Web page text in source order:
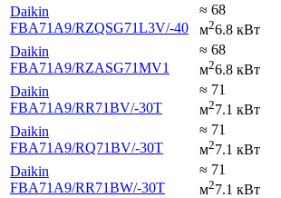
Daikin
FBA71A9/RZQSG71L3V/-40
≈ 68
м26.8 кВт
Daikin
FBA71A9/RZASG71MV1
≈ 68
м26.8 кВт
Daikin
FBA71A9/RR71BV/-30T
≈ 71
м27.1 кВт
Daikin
FBA71A9/RQ71BV/-30T
≈ 71
м27.1 кВт
Daikin
FBA71A9/RR71BW/-30T
≈ 71
м27.1 кВт